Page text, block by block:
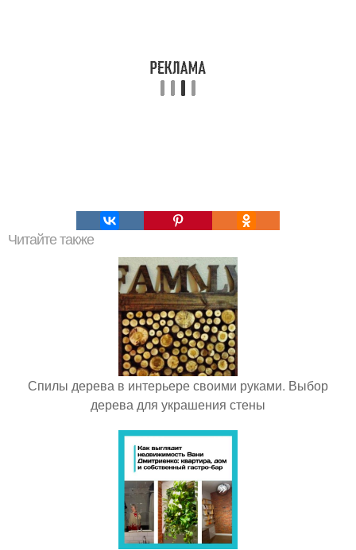
Читайте также
Спилы дерева в интерьере своими руками. Выбор
дерева для украшения стены